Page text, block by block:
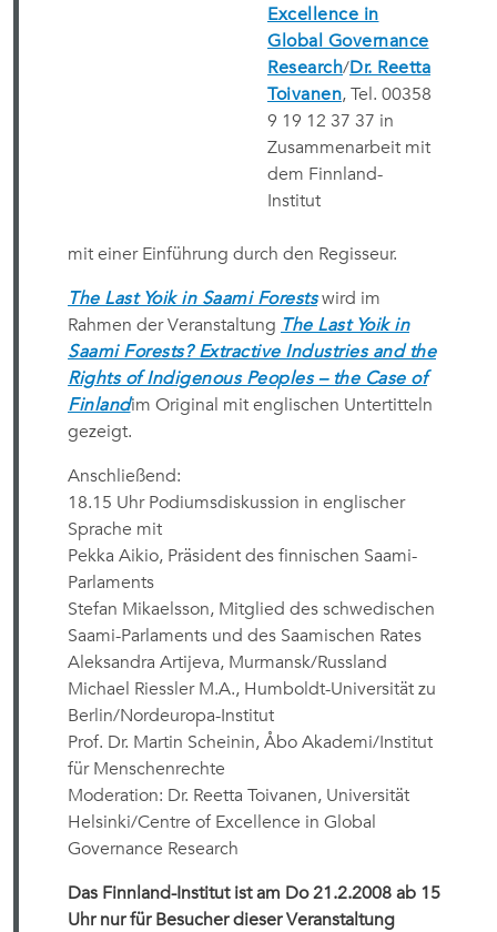
Excellence in
Global Governance
Research/Dr. Reetta
Toivanen, Tel. 00358
9 19 12 37 37 in
Zusammenarbeit mit
dem Finnland-
Institut
mit einer Einführung durch den Regisseur.
The Last Yoik in Saami Forestswird im
Rahmen der Veranstaltung The Last Yoik in
Saami Forests? Extractive Industries and the
Rights of Indigenous Peoples – the Case of
Finlandim Original mit englischen Untertitteln
gezeigt.
Anschließend:
18.15 Uhr Podiumsdiskussion in englischer
Sprache mit
Pekka Aikio, Präsident des finnischen Saami-
Parlaments
Stefan Mikaelsson, Mitglied des schwedischen
Saami-Parlaments und des Saamischen Rates
Aleksandra Artijeva, Murmansk/Russland
Michael Riessler M.A., Humboldt-Universität zu
Berlin/Nordeuropa-Institut
Prof. Dr. Martin Scheinin, Åbo Akademi/Institut
für Menschenrechte
Moderation: Dr. Reetta Toivanen, Universität
Helsinki/Centre of Excellence in Global
Governance Research
Das Finnland-Institut ist am Do 21.2.2008 ab 15
Uhr nur für Besucher dieser Veranstaltung